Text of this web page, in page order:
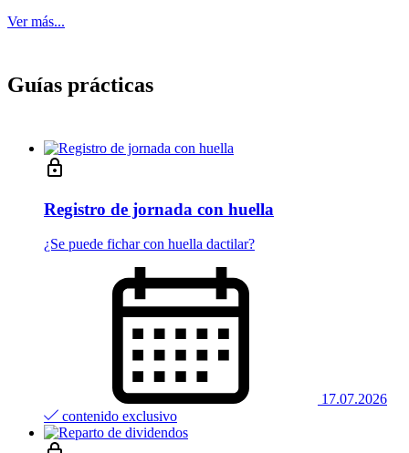
Ver más...
Guías prácticas
Registro de jornada con huella
¿Se puede fichar con huella dactilar?
17.07.2026
contenido exclusivo